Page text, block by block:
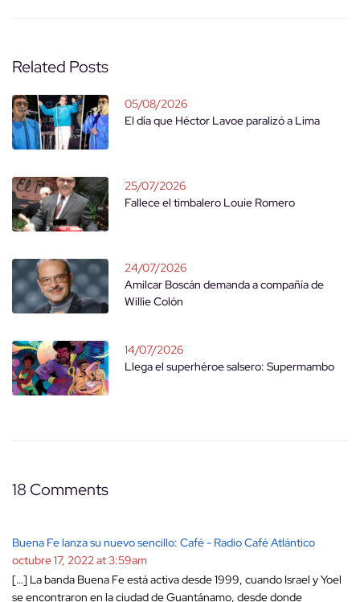
Related Posts
05/08/2026
El día que Héctor Lavoe paralizó a Lima
25/07/2026
Fallece el timbalero Louie Romero
24/07/2026
Amilcar Boscán demanda a compañía de
Willie Colón
14/07/2026
Llega el superhéroe salsero: Supermambo
18 Comments
Buena Fe lanza su nuevo sencillo: Café - Radio Café Atlántico
octubre 17, 2022 at 3:59am
[…] La banda Buena Fe está activa desde 1999, cuando Israel y Yoel
se encontraron en la ciudad de Guantánamo, desde donde